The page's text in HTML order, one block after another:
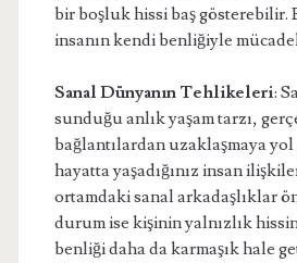
bir boşluk hissi baş gösterebilir.
insanın kendi benliğiyle
Sanal Dünyanın Tehlikeleri:
sunduğu anlık yaşam tarzı,
bağlantılardan uzaklaşmaya
hayatta yaşadığınız insan
ortamdaki sanal arkadaşlıklar
durum ise kişinin yalnızlık
benliği daha da karmaşık hale